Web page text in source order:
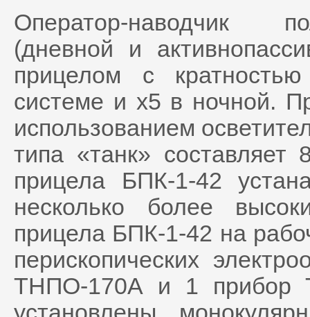
Оператор-наводчик
(дневной и
прицелом с
системе и х5 в ночной.
использованием
типа «танк»
прицела БПК-1-42
несколько более
прицела БПК-1-42 на
перископических
ТНПО-170А и 1 прибор